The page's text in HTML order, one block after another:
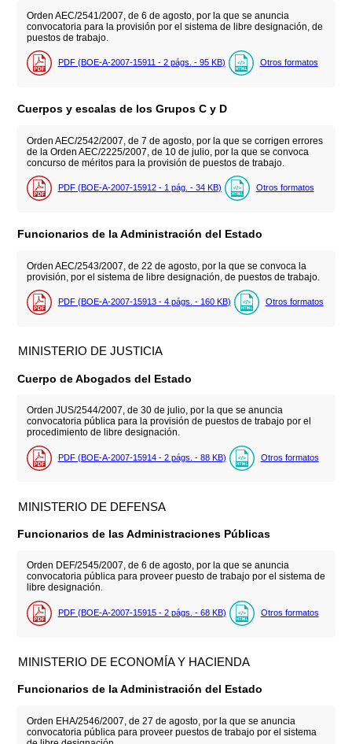
Orden AEC/2541/2007, de 6 de agosto, por la que se anuncia
convocatoria para la provisión por el sistema de libre designación, de
puestos de trabajo.
PDF (BOE-A-2007-15911 - 2 págs. - 95 KB) Otros formatos
Cuerpos y escalas de los Grupos C y D
Orden AEC/2542/2007, de 7 de agosto, por la que se corrigen errores
de la Orden AEC/2225/2007, de 10 de julio, por la que se convoca
concurso de méritos para la provisión de puestos de trabajo.
PDF (BOE-A-2007-15912 - 1 pág. - 34 KB) Otros formatos
Funcionarios de la Administración del Estado
Orden AEC/2543/2007, de 22 de agosto, por la que se convoca la
provisión, por el sistema de libre designación, de puestos de trabajo.
PDF (BOE-A-2007-15913 - 4 págs. - 160 KB) Otros formatos
MINISTERIO DE JUSTICIA
Cuerpo de Abogados del Estado
Orden JUS/2544/2007, de 30 de julio, por la que se anuncia
convocatoria pública para la provisión de puestos de trabajo por el
procedimiento de libre designación.
PDF (BOE-A-2007-15914 - 2 págs. - 88 KB) Otros formatos
MINISTERIO DE DEFENSA
Funcionarios de las Administraciones Públicas
Orden DEF/2545/2007, de 6 de agosto, por la que se anuncia
convocatoria pública para proveer puesto de trabajo por el sistema de
libre designación.
PDF (BOE-A-2007-15915 - 2 págs. - 68 KB) Otros formatos
MINISTERIO DE ECONOMÍA Y HACIENDA
Funcionarios de la Administración del Estado
Orden EHA/2546/2007, de 27 de agosto, por la que se anuncia
convocatoria pública para proveer puestos de trabajo por el sistema